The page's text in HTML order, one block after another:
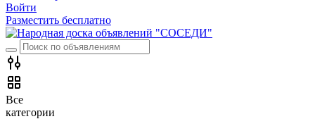
Войти
Разместить бесплатно
Все
категории